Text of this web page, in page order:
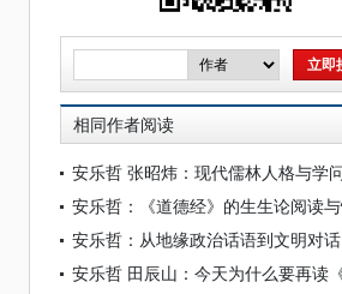
相同作者阅读
安乐哲：从地缘政治话语到文明对话